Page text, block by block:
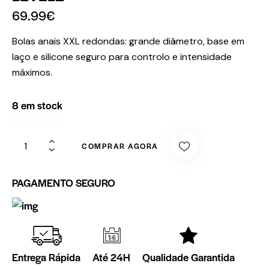
69.99€
Bolas anais XXL redondas: grande diâmetro, base em
laço e silicone seguro para controlo e intensidade
máximos.
8 em stock
COMPRAR AGORA
PAGAMENTO SEGURO
Entrega Rápida Até 24H Qualidade Garantida